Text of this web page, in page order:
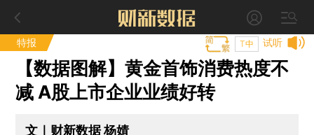
特报 试听
T中
【数据图解】黄金首饰消费热度不
减 A股上市企业业绩好转
文｜财新数据 杨婧